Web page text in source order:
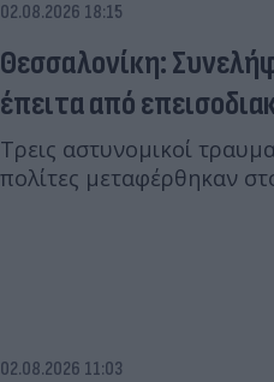
02.08.2026 18:15
Θεσσαλονίκη:
έπειτα από
Τρεις αστυνομικοί
πολίτες μεταφέρθηκαν
02.08.2026 11:03